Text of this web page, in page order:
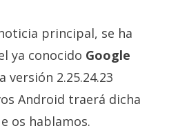
principal, se ha
ya conocido Google
versión 2.25.24.23
Android traerá dicha
os hablamos.